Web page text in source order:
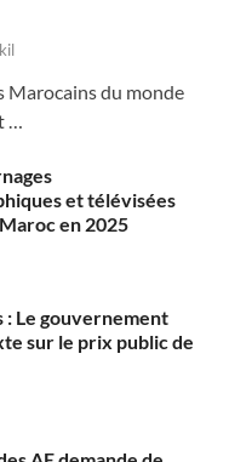
Marocains du monde
…
et télévisées
en 2025
: Le gouvernement
sur le prix public de